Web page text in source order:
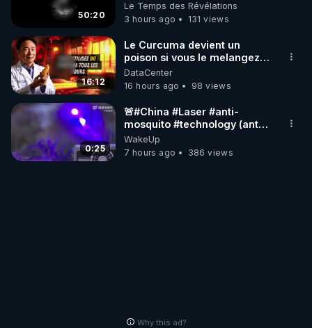
50:20
Le Temps des Révélations
3 hours ago
131 views
16:12
Le Curcuma devient un
poison si vous le melangez
avec l'un de ces 3 aliments
DataCenter
16 hours ago
98 views
0:25
🚨#China #Laser #anti-
mosquito #technology (anti
#moustique) Photon Matrix
WakeUp
7 hours ago
386 views
Why this ad?